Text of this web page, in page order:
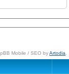
Mobile / SEO byArtodia